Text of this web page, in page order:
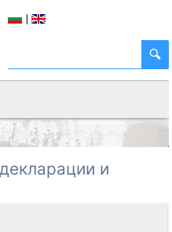
|
и